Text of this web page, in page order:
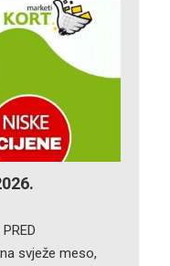
svježe meso,